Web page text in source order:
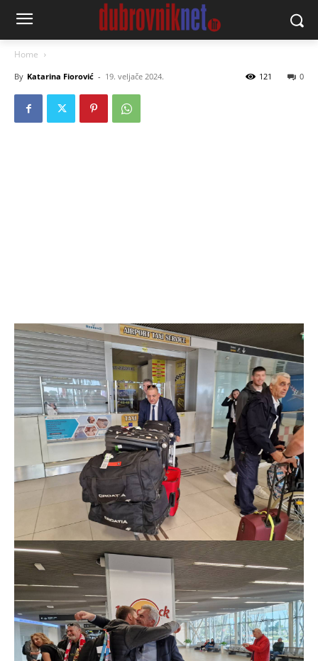
Home
By Katarina Fiorović - 19. veljače 2024. 0
121